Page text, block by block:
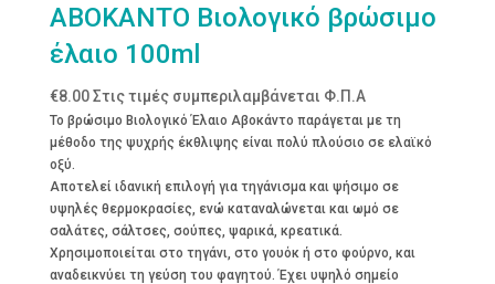
ΑΒΟΚΑΝΤΟ Βιολογικό βρώσιμο
έλαιο 100ml
€8.00 Στις τιμές συμπεριλαμβάνεται Φ.Π.Α
Το βρώσιμο Βιολογικό Έλαιο Αβοκάντο παράγεται με τη
μέθοδο της ψυχρής έκθλιψης είναι πολύ πλούσιο σε ελαϊκό
οξύ.
Αποτελεί ιδανική επιλογή για τηγάνισμα και ψήσιμο σε
υψηλές θερμοκρασίες, ενώ καταναλώνεται και ωμό σε
σαλάτες, σάλτσες, σούπες, ψαρικά, κρεατικά.
Χρησιμοποιείται στο τηγάνι, στο γουόκ ή στο φούρνο, και
αναδεικνύει τη γεύση του φαγητού. Έχει υψηλό σημείο